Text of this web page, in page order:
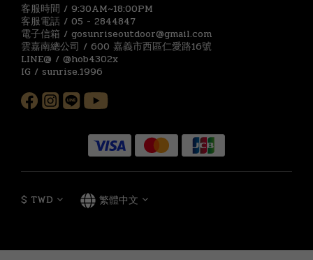
客服時間 / 9:30AM~18:00PM
客服電話 / 05 - 2844847
電子信箱 / gosunriseoutdoor@gmail.com
雲嘉南總公司 / 600 嘉義市西區仁愛路16號
LINE@ / @hob4302x
IG / sunrise.1996
$ TWD 繁體中文